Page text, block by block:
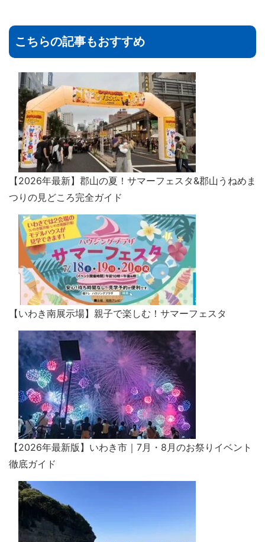
こちらの記事もおすすめ
【2026年最新】郡山の夏！サマーフェスタ&郡山うねめま
つりの見どころ完全ガイド
【いわき南展示場】親子で楽しむ！サマーフェスタ
【2026年最新版】いわき市｜7月・8月のお祭りイベント
徹底ガイド